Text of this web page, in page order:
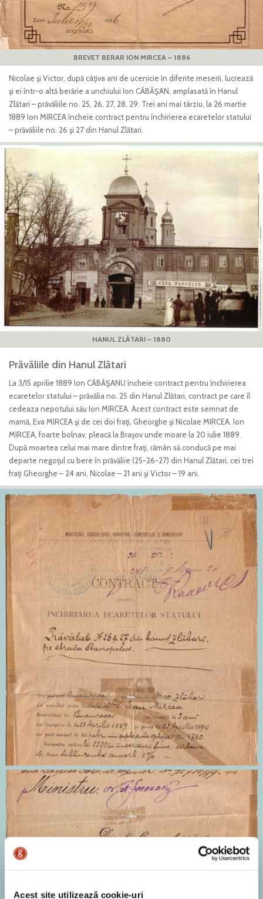
Acest site utilizează cookie-uri
BREVET BERAR ION MIRCEA – 1886
Nicolae şi Victor, după câţiva ani de ucenicie în diferite meserii, lucrează
şi ei într-o altă berărie a unchiului Ion CĂBĂŞAN, amplasată în Hanul
Zlătari – prăvăliile no. 25, 26, 27, 28, 29. Trei ani mai târziu, la 26 martie
1889 Ion MIRCEA încheie contract pentru închirierea ecaretelor statului
– prăvăliile no. 26 şi 27 din Hanul Zlătari.
HANUL ZLĂTARI – 1880
Prăvăliile din Hanul Zlătari
La 3/15 aprilie 1889 Ion CĂBĂŞANU încheie contract pentru închirierea
ecaretelor statului – prăvălia no. 25 din Hanul Zlătari, contract pe care îl
cedeaza nepotului său Ion MIRCEA. Acest contract este semnat de
mamă, Eva MIRCEA şi de cei doi fraţi, Gheorghe şi Nicolae MIRCEA. Ion
MIRCEA, foarte bolnav, pleacă la Braşov unde moare la 20 iulie 1889.
După moartea celui mai mare dintre fraţi, rămân să conducă pe mai
departe negoţul cu bere în prăvăliie (25-26-27) din Hanul Zlătari, cei trei
fraţi Gheorghe – 24 ani, Nicolae – 21 ani şi Victor – 19 ani.